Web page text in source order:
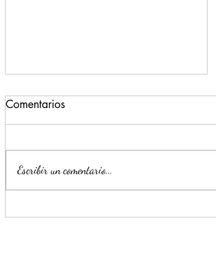
Impulsa Mijes 'Modo
Comentarios
Escribir un comentario...